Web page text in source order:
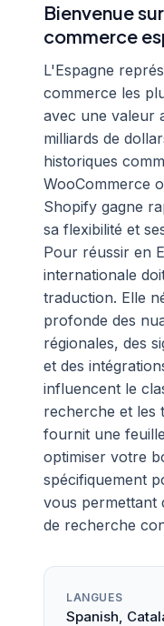
Bienvenue
commerce
L'Espagne
commerce les
avec une valeur
milliards de
historiques
WooCommerce
Shopify gagne
sa flexibilité et
Pour réussir en
internationale
traduction. Elle
profonde des
régionales, des
et des
influencent le
recherche et les
fournit une
optimiser votre
spécifiquement
vous permettant
de recherche
LANGUES
Spanish,